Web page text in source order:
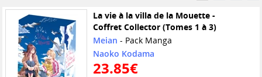
La vie à la villa de la Mouette -
Coffret Collector (Tomes 1 à 3)
Meian - Pack Manga
Naoko Kodama
23.85€